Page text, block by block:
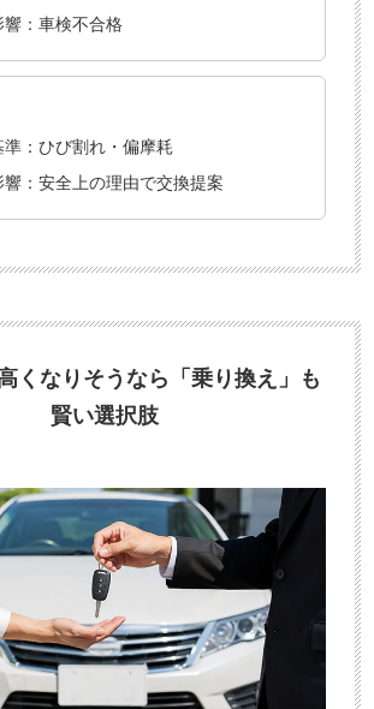
響：車検不合格
：ひび割れ・偏摩耗
：安全上の理由で交換提案
くなりそうなら「乗り換え」も
賢い選択肢